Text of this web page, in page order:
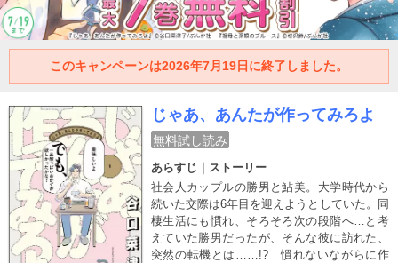
このキャンペーンは2026年7月19日に終了しました。
じゃあ、あんたが作ってみろよ
無料試し読み
あらすじ｜ストーリー
社会人カップルの勝男と鮎美。大学時代から
続いた交際は6年目を迎えようとしていた。同
棲生活にも慣れ、そろそろ次の段階へ…と考
えていた勝男だったが、そんな彼に訪れた、
突然の転機とは……!? 慣れないながらに作